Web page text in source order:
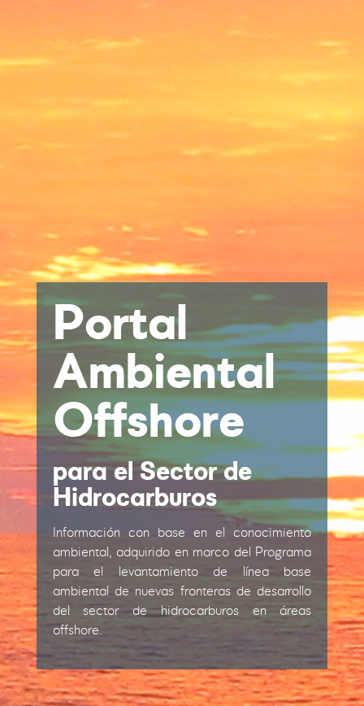
Portal
Ambiental
Offshore
para el Sector de
Hidrocarburos
Información con base en el conocimiento
ambiental, adquirido en marco del Programa
para el levantamiento de línea base
ambiental de nuevas fronteras de desarrollo
del sector de hidrocarburos en áreas
offshore.